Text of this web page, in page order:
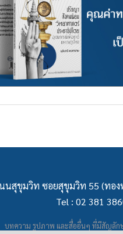
นสุขุมวิท ซอยสุขุมวิท 55 (ทอง
Tel : 02 381
บทความ รูปภาพ และสื่ออื่นๆ ที่มีสัญลัก